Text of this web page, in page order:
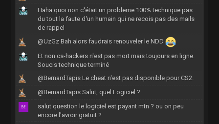
Haha quoi non c'était un probleme 100% technique pas
du tout la faute d'un humain qui ne recois pas des mails
de rappel
@UzGz Bah alors faudrais renouveler le NDD
Et non cs-hackers n'est pas mort mais toujours en ligne.
Soucis technique terminé
@BernardTapis Le cheat n'est pas disponible pour CS2.
@BernardTapis Salut, quel Logiciel ?
salut question le logiciel est payant mtn ? ou on peu
encore l'avroir gratuit ?